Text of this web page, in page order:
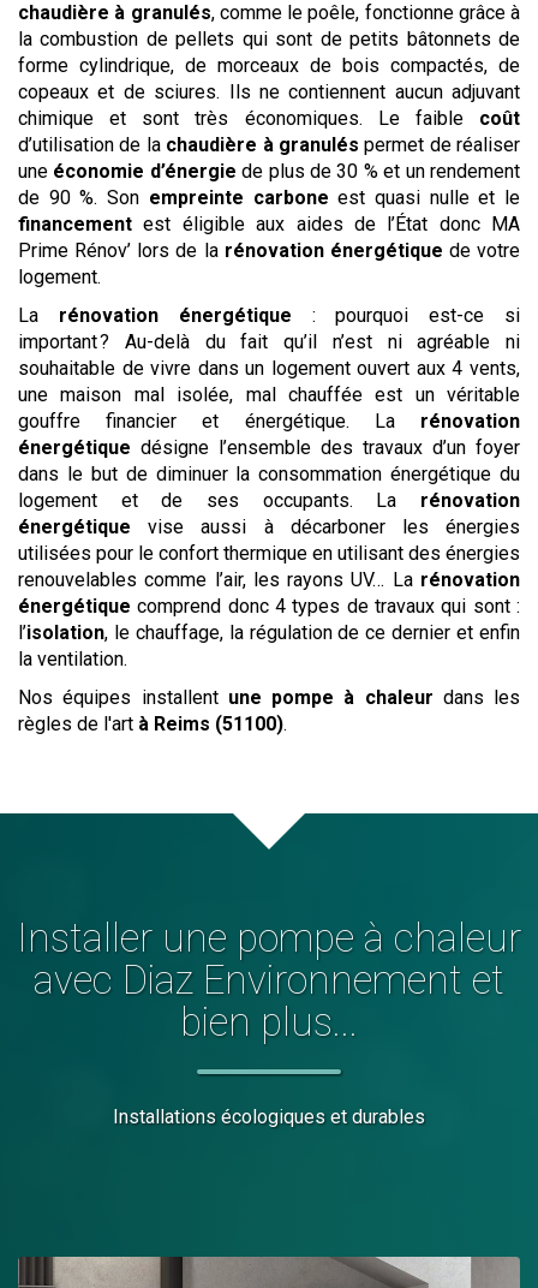
chaudière à granulés, comme le poêle, fonctionne grâce à
la combustion de pellets qui sont de petits bâtonnets de
forme cylindrique, de morceaux de bois compactés, de
copeaux et de sciures. Ils ne contiennent aucun adjuvant
chimique et sont très économiques. Le faible coût
d’utilisation de la chaudière à granulés permet de réaliser
une économie d’énergie de plus de 30 % et un rendement
de 90 %. Son empreinte carbone est quasi nulle et le
financement est éligible aux aides de l’État donc MA
Prime Rénov’ lors de la rénovation énergétique de votre
logement.
La rénovation énergétique : pourquoi est-ce si
important ? Au-delà du fait qu’il n’est ni agréable ni
souhaitable de vivre dans un logement ouvert aux 4 vents,
une maison mal isolée, mal chauffée est un véritable
gouffre financier et énergétique. La rénovation
énergétique désigne l’ensemble des travaux d’un foyer
dans le but de diminuer la consommation énergétique du
logement et de ses occupants. La rénovation
énergétique vise aussi à décarboner les énergies
utilisées pour le confort thermique en utilisant des énergies
renouvelables comme l’air, les rayons UV… La rénovation
énergétique comprend donc 4 types de travaux qui sont :
l’isolation, le chauffage, la régulation de ce dernier et enfin
la ventilation.
Nos équipes installent une pompe à chaleur dans les
règles de l'art à Reims (51100).
Installer une pompe à chaleur
avec Diaz Environnement et
bien plus...
Installations écologiques et durables